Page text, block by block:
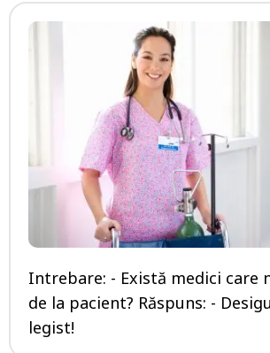
Intrebare: - Există medici care
de la pacient? Răspuns: -
legist!